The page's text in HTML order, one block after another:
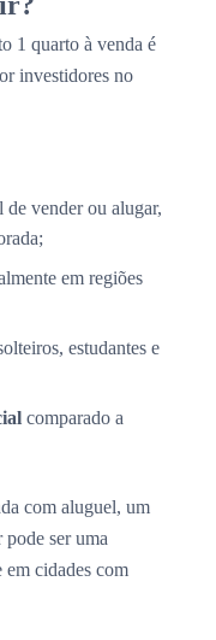
1 quarto à venda é
investidores no
de vender ou alugar,
em regiões
estudantes e
comparado a
com aluguel, um
pode ser uma
em cidades com